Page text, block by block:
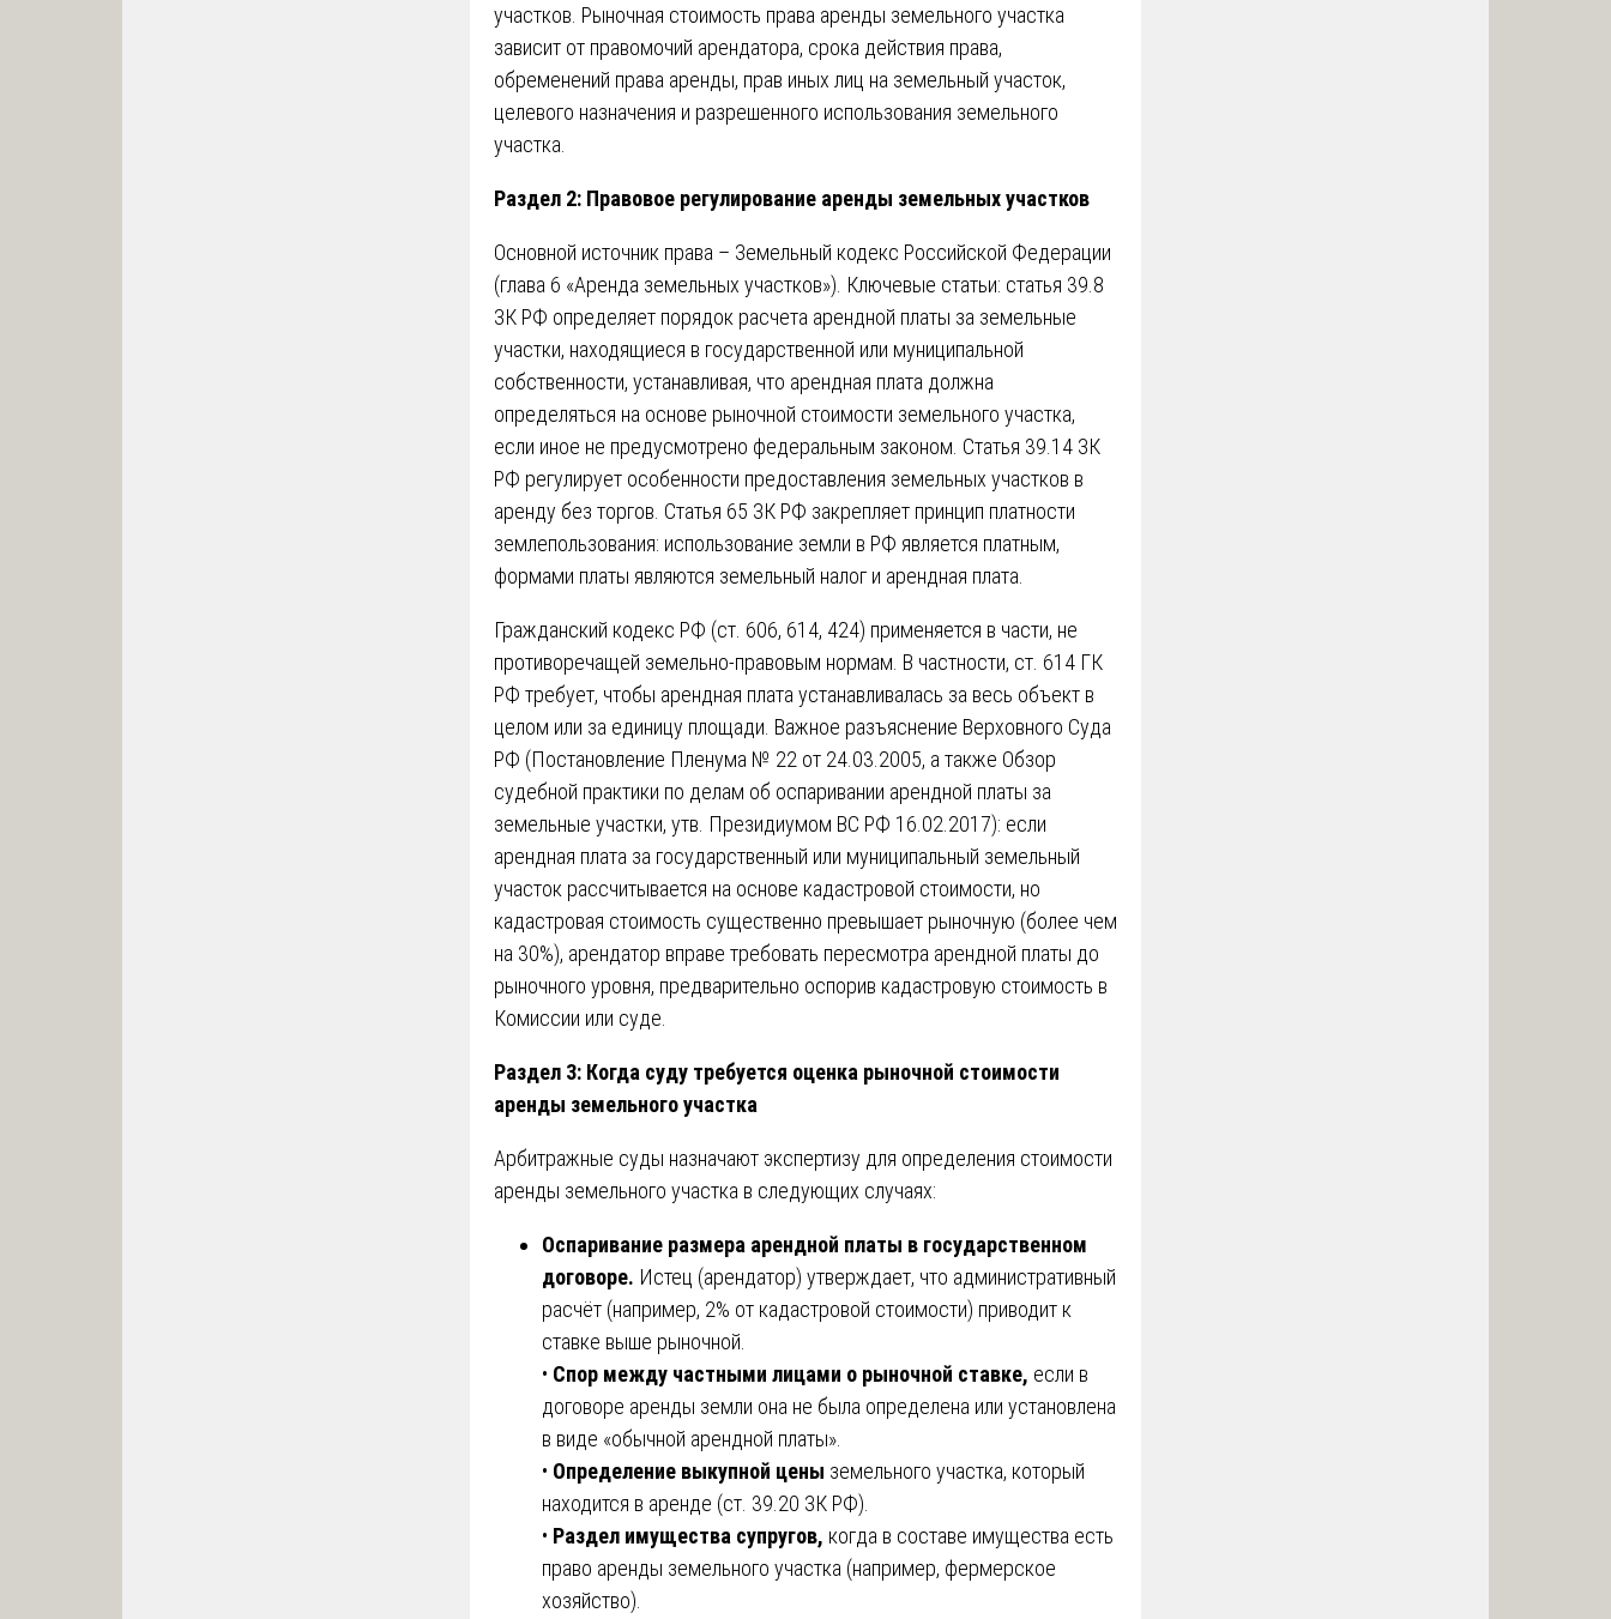
участков. Рыночная стоимость права аренды земельного участка
зависит от правомочий арендатора, срока действия права,
обременений права аренды, прав иных лиц на земельный участок,
целевого назначения и разрешенного использования земельного
участка.
Раздел 2: Правовое регулирование аренды земельных участков
Основной источник права – Земельный кодекс Российской Федерации
(глава 6 «Аренда земельных участков»). Ключевые статьи: статья 39.8
ЗК РФ определяет порядок расчета арендной платы за земельные
участки, находящиеся в государственной или муниципальной
собственности, устанавливая, что арендная плата должна
определяться на основе рыночной стоимости земельного участка,
если иное не предусмотрено федеральным законом. Статья 39.14 ЗК
РФ регулирует особенности предоставления земельных участков в
аренду без торгов. Статья 65 ЗК РФ закрепляет принцип платности
землепользования: использование земли в РФ является платным,
формами платы являются земельный налог и арендная плата.
Гражданский кодекс РФ (ст. 606, 614, 424) применяется в части, не
противоречащей земельно-правовым нормам. В частности, ст. 614 ГК
РФ требует, чтобы арендная плата устанавливалась за весь объект в
целом или за единицу площади. Важное разъяснение Верховного Суда
РФ (Постановление Пленума № 22 от 24.03.2005, а также Обзор
судебной практики по делам об оспаривании арендной платы за
земельные участки, утв. Президиумом ВС РФ 16.02.2017): если
арендная плата за государственный или муниципальный земельный
участок рассчитывается на основе кадастровой стоимости, но
кадастровая стоимость существенно превышает рыночную (более чем
на 30%), арендатор вправе требовать пересмотра арендной платы до
рыночного уровня, предварительно оспорив кадастровую стоимость в
Комиссии или суде.
Раздел 3: Когда суду требуется оценка рыночной стоимости
аренды земельного участка
Арбитражные суды назначают экспертизу для определения стоимости
аренды земельного участка в следующих случаях:
Оспаривание размера арендной платы в государственном
договоре. Истец (арендатор) утверждает, что административный
расчёт (например, 2% от кадастровой стоимости) приводит к
ставке выше рыночной.
• Спор между частными лицами о рыночной ставке, если в
договоре аренды земли она не была определена или установлена
в виде «обычной арендной платы».
• Определение выкупной цены земельного участка, который
находится в аренде (ст. 39.20 ЗК РФ).
• Раздел имущества супругов, когда в составе имущества есть
право аренды земельного участка (например, фермерское
хозяйство).